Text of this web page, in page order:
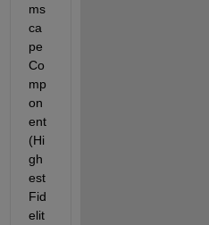
ms
ca
pe
Co
mp
on
ent
(Hi
gh
est
Fid
elit